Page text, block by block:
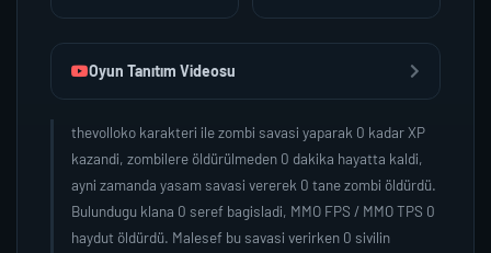
Oyun Tanıtım Videosu
thevolloko karakteri ile zombi savasi yaparak 0 kadar XP
kazandi, zombilere öldürülmeden 0 dakika hayatta kaldi,
ayni zamanda yasam savasi vererek 0 tane zombi öldürdü.
Bulundugu klana 0 seref bagisladi, MMO FPS / MMO TPS 0
haydut öldürdü. Malesef bu savasi verirken 0 sivilin